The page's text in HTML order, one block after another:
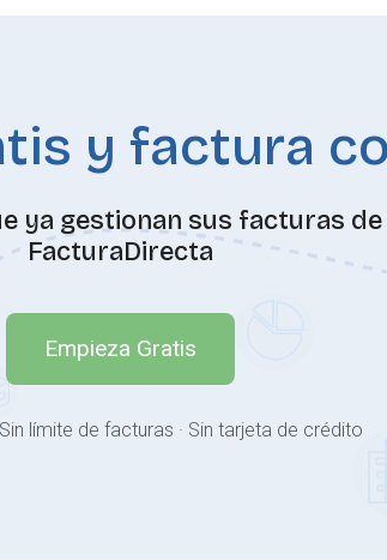
y factura
ya gestionan sus facturas
FacturaDirecta
Empieza Gratis
límite de facturas · Sin tarjeta de crédito